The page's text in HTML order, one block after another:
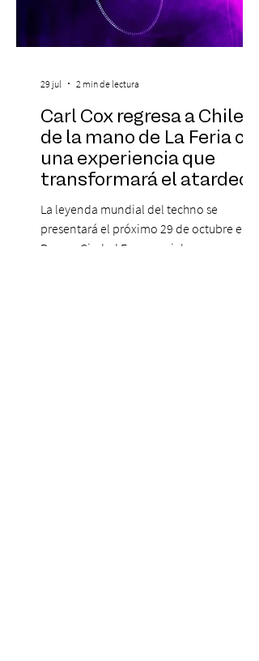
Carl Cox regresa a Chile
de la mano de La Feria con
una experiencia que
transformará el atardecer
del jueves en una
celebración de música
electrónica
La leyenda mundial del techno se
presentará el próximo 29 de octubre en
Parque Ciudad Empresarial, en una
29 jul 2 min de lectura